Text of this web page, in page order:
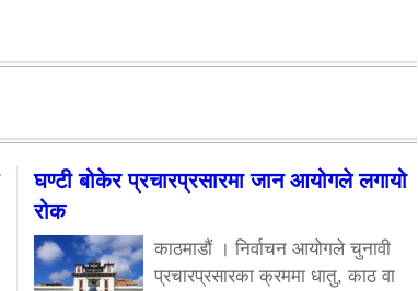
घण्टी बोकेर प्रचारप्रसारमा जान आयोगले लगायो
रोक
काठमाडौं । निर्वाचन आयोगले चुनावी
प्रचारप्रसारका क्रममा धातु, काठ वा